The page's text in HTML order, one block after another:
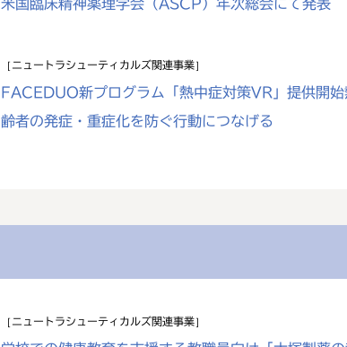
米国臨床精神薬理学会（ASCP）年次総会にて発表
ニュートラシューティカルズ関連事業
FACEDUO新プログラム「熱中症対策VR」提供開
齢者の発症・重症化を防ぐ行動につなげる
ニュートラシューティカルズ関連事業